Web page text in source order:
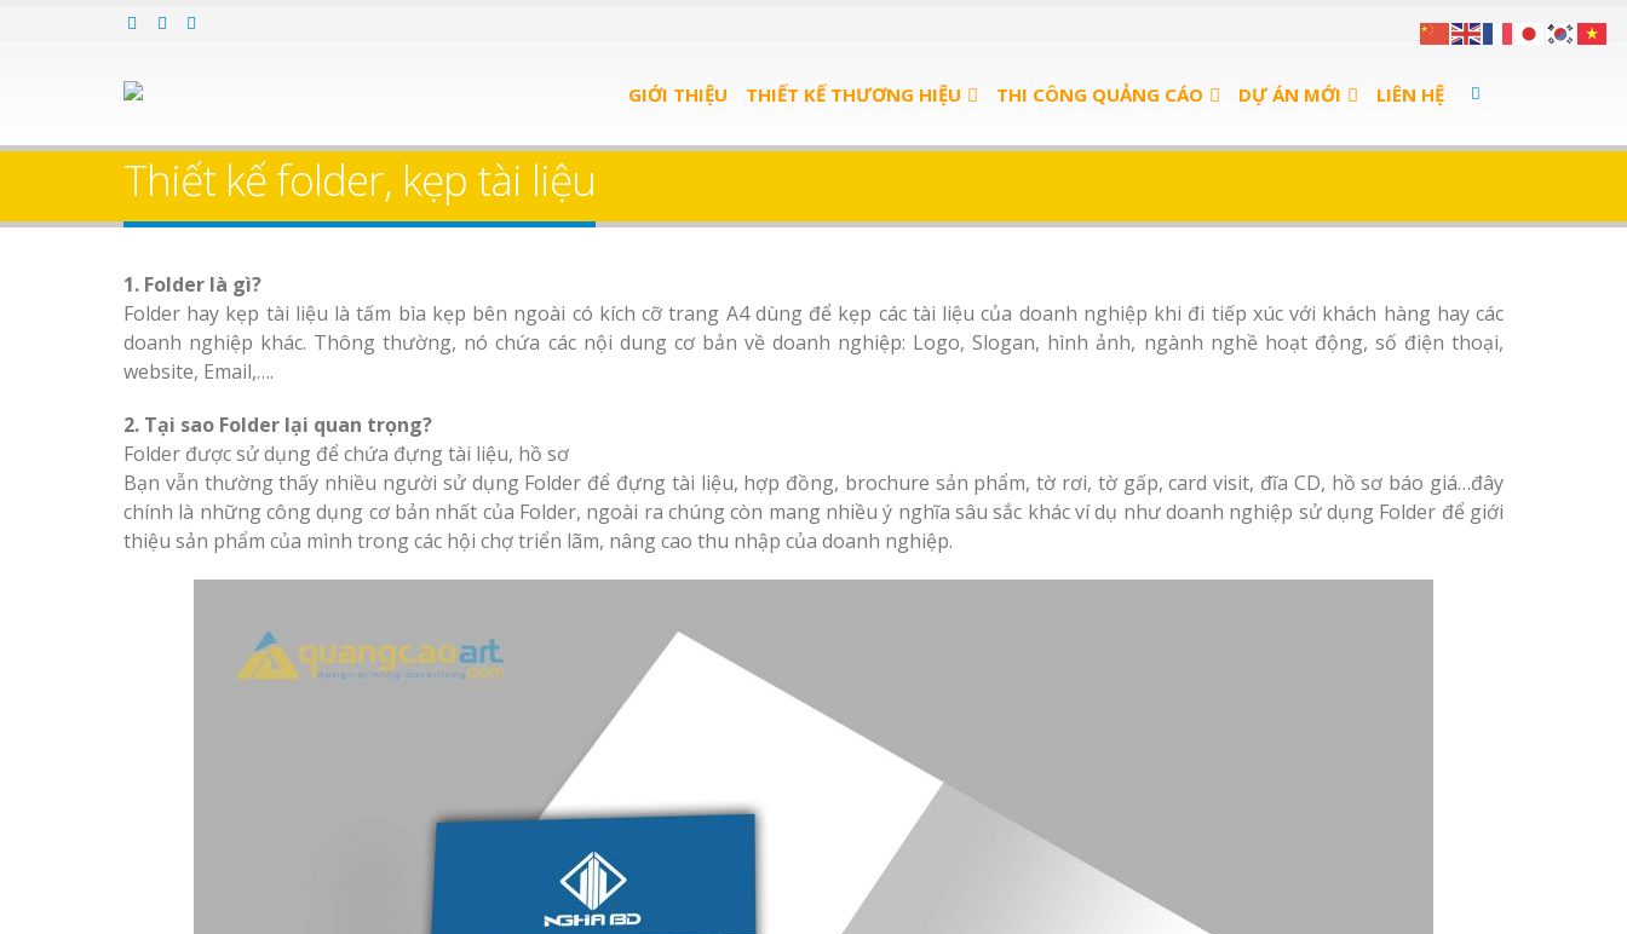
GIỚI THIỆU THIẾT KẾ THƯƠNG HIỆU THI CÔNG QUẢNG CÁO DỰ ÁN MỚI LIÊN HỆ
Thiết kế folder, kẹp tài liệu
1. Folder là gì?
Folder hay kẹp tài liệu là tấm bìa kẹp bên ngoài có kích cỡ trang A4 dùng để kẹp các tài liệu của doanh nghiệp khi đi tiếp xúc với khách hàng hay các
doanh nghiệp khác. Thông thường, nó chứa các nội dung cơ bản về doanh nghiệp: Logo, Slogan, hình ảnh, ngành nghề hoạt động, số điện thoại,
website, Email,….
2. Tại sao Folder lại quan trọng?
Folder được sử dụng để chứa đựng tài liệu, hồ sơ
Bạn vẫn thường thấy nhiều người sử dụng Folder để đựng tài liệu, hợp đồng, brochure sản phẩm, tờ rơi, tờ gấp, card visit, đĩa CD, hồ sơ báo giá…đây
chính là những công dụng cơ bản nhất của Folder, ngoài ra chúng còn mang nhiều ý nghĩa sâu sắc khác ví dụ như doanh nghiệp sử dụng Folder để giới
thiệu sản phẩm của mình trong các hội chợ triển lãm, nâng cao thu nhập của doanh nghiệp.